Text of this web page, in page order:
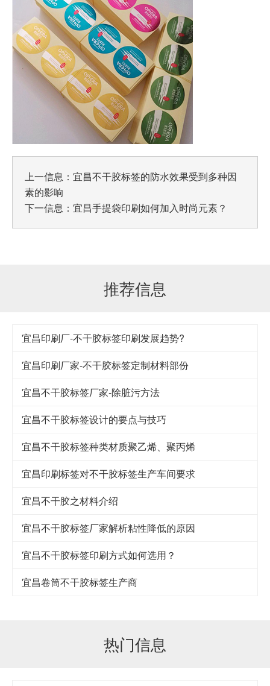
上一信息： 宜昌不干胶标签的防水效果受到多种因
素的影响
下一信息： 宜昌手提袋印刷如何加入时尚元素？
推荐信息
宜昌印刷厂-不干胶标签印刷发展趋势?
宜昌印刷厂家-不干胶标签定制材料部份
宜昌不干胶标签厂家-除脏污方法
宜昌不干胶标签设计的要点与技巧
宜昌​不干胶标签种类材质聚乙烯、聚丙烯
宜昌印刷标签对不干胶标签生产车间要求
宜昌不干胶之材料介绍
宜昌不干胶标签厂家解析粘性降低的原因
宜昌不干胶标签印刷方式如何选用？
宜昌卷筒不干胶标签生产商
热门信息